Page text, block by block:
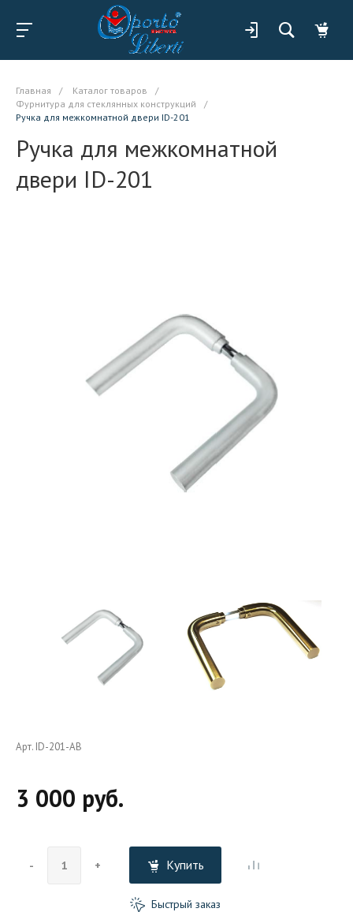
Главная / Каталог товаров
/
Фурнитура для стеклянных конструкций
/
Ручка для межкомнатной двери ID-201
Ручка для межкомнатной
двери ID-201
Арт. ID-201-AB
3 000 руб.
- + Купить
Быстрый заказ